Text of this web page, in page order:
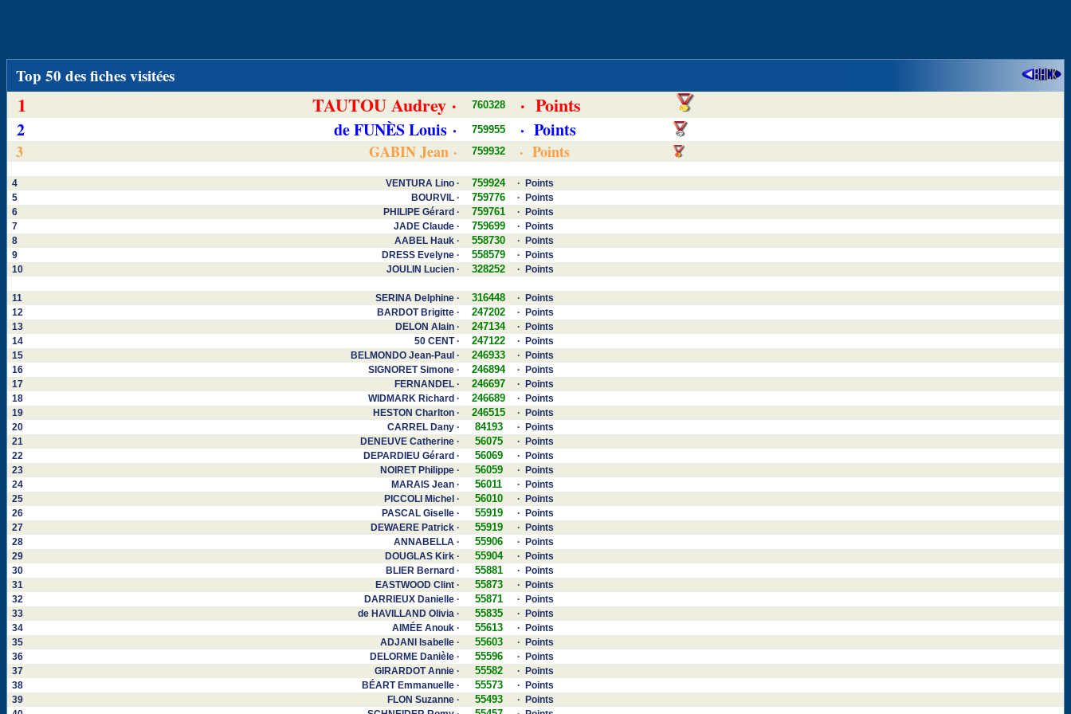
Top 50 des fiches visitées
1 TAUTOU Audrey · 760328 · Points
2 de FUNÈS Louis · 759955 · Points
3 GABIN Jean · 759932 · Points
4 VENTURA Lino · 759924
· Points
5
BOURVIL · 759776
· Points
6
PHILIPE Gérard · 759761
· Points
7
JADE Claude · 759699
· Points
8
AABEL Hauk · 558730
· Points
9
DRESS Evelyne · 558579
· Points
10
JOULIN Lucien · 328252 · Points
11 SERINA Delphine · 316448
· Points
12
BARDOT Brigitte · 247202
· Points
13
DELON Alain · 247134
· Points
14
50 CENT · 247122
· Points
15
BELMONDO Jean-Paul · 246933
· Points
16
SIGNORET Simone · 246894
· Points
17
FERNANDEL · 246697
· Points
18
WIDMARK Richard · 246689
· Points
19
HESTON Charlton · 246515
· Points
20
CARREL Dany · 84193
· Points
21
DENEUVE Catherine · 56075
· Points
22
DEPARDIEU Gérard · 56069
· Points
23
NOIRET Philippe · 56059
· Points
24
MARAIS Jean · 56011
· Points
25
PICCOLI Michel · 56010
· Points
26
PASCAL Giselle · 55919
· Points
27
DEWAERE Patrick · 55919
· Points
28
ANNABELLA · 55906
· Points
29
DOUGLAS Kirk · 55904
· Points
30
BLIER Bernard · 55881
· Points
31
EASTWOOD Clint · 55873
· Points
32
DARRIEUX Danielle · 55871
· Points
33
de HAVILLAND Olivia · 55835
· Points
34
AIMÉE Anouk · 55613
· Points
35
ADJANI Isabelle · 55603
· Points
36
DELORME Danièle · 55596
· Points
37
GIRARDOT Annie · 55582
· Points
38
BÉART Emmanuelle · 55573
· Points
39
FLON Suzanne · 55493
· Points